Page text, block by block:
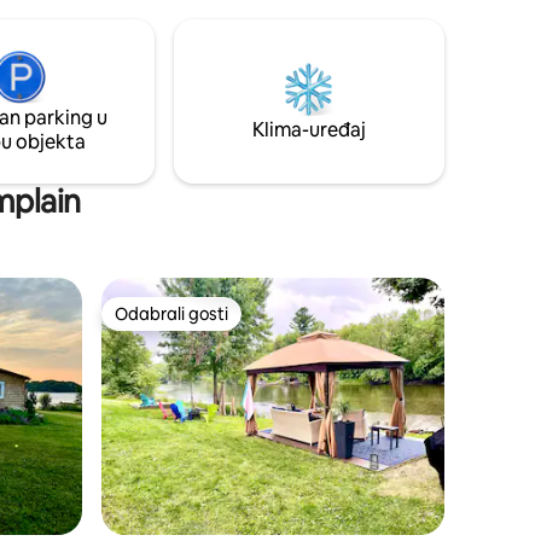
ili
New
Smugglers Notcha ili uživajte u drugim
parking u
objekta
Klima-uređaj
„Odabrali gosti”
Odabrali gosti
Odabrali gosti